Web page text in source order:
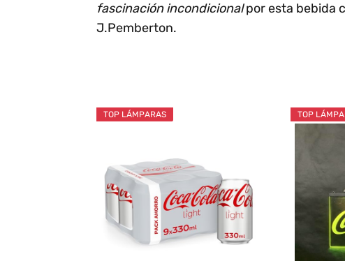
fascinación incondicionalpor esta bebida
J.Pemberton.
TOP LÁMPARAS TOP